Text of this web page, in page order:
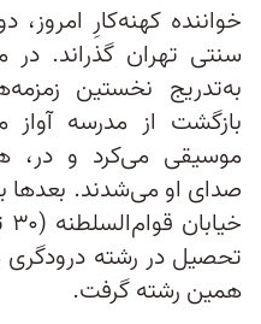
خواننده کهنه‌کارِ
سنتی تهران گذراند.
به‌تدریج نخستین
بازگشت از مدرسه
موسیقی می‌کرد و در،
صدای او می‌شدند. بعدها
تحصیل در رشته
همین رشته گرفت.